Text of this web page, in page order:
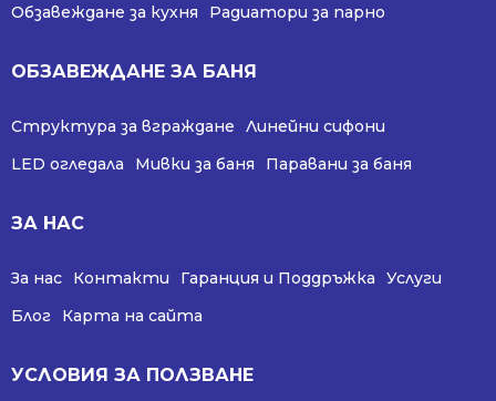
Обзавеждане за кухня
Радиатори за парно
ОБЗАВЕЖДАНЕ ЗА БАНЯ
Структура за вграждане
Линейни сифони
LED огледала
Мивки за баня Паравани за баня
ЗА НАС
За нас Контакти Гаранция и Поддръжка
Услуги
Блог
Карта на сайта
УСЛОВИЯ ЗА ПОЛЗВАНЕ